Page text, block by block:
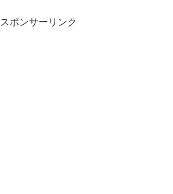
るところを見たいよなぁ。次回訪問時の
スポンサーリンク